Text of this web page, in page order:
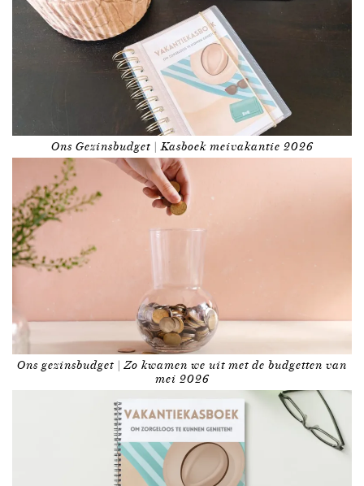
Ons Gezinsbudget | Kasboek meivakantie 2026
Ons gezinsbudget | Zo kwamen we uit met de budgetten van
mei 2026